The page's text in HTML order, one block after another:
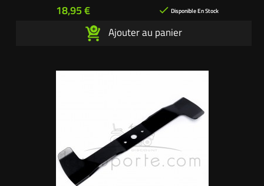
Prix
18,95 €  Disponible En Stock
Ajouter au panier